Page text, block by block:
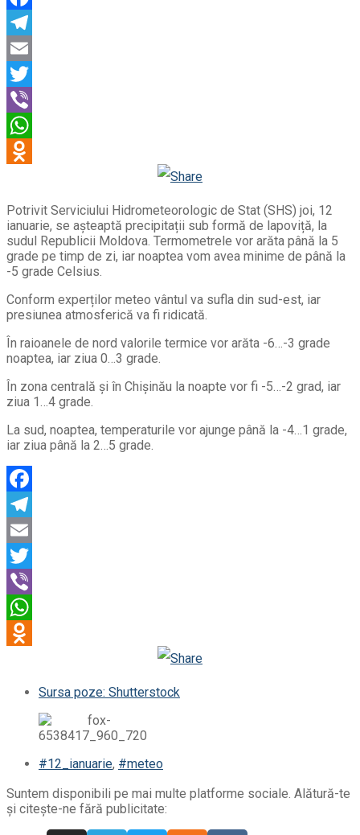
Odnoklassniki
Potrivit Serviciului Hidrometeorologic de Stat (SHS) joi, 12
ianuarie, se așteaptă precipitații sub formă de lapoviță, la
sudul Republicii Moldova. Termometrele vor arăta până la 5
grade pe timp de zi, iar noaptea vom avea minime de până la
-5 grade Celsius.
Conform experților meteo vântul va sufla din sud-est, iar
presiunea atmosferică va fi ridicată.
În raioanele de nord valorile termice vor arăta -6…-3 grade
noaptea, iar ziua 0…3 grade.
În zona centrală și în Chișinău la noapte vor fi -5…-2 grad, iar
ziua 1…4 grade.
La sud, noaptea, temperaturile vor ajunge până la -4…1 grade,
iar ziua până la 2…5 grade.
Odnoklassniki
Sursa poze: Shutterstock
#12_ianuarie, #meteo
Suntem disponibili pe mai multe platforme sociale. Alătură-te
și citește-ne fără publicitate: